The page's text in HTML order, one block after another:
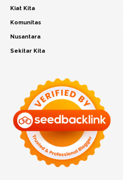
Kiat Kita
Komunitas
Nusantara
Sekitar Kita